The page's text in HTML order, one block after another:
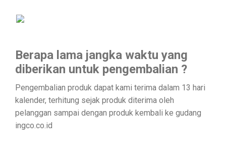
Berapa lama jangka waktu yang
diberikan untuk pengembalian ?
Pengembalian produk dapat kami terima dalam 13 hari
kalender, terhitung sejak produk diterima oleh
pelanggan sampai dengan produk kembali ke gudang
ingco.co.id
Welding
Garden
Tools
Sparepart